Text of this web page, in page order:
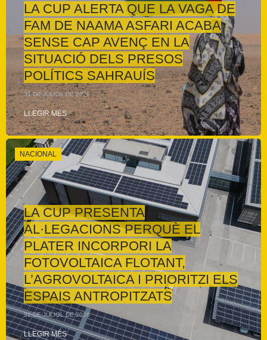
LA CUP ALERTA QUE LA VAGA DE
FAM DE NAAMA ASFARI ACABA
SENSE CAP AVENÇ EN LA
SITUACIÓ DELS PRESOS
POLÍTICS SAHRAUÍS
31 DE JULIOL DE 2026
LLEGIR MÉS
LA CUP PRESENTA
AL·LEGACIONS PERQUÈ EL
PLATER INCORPORI LA
FOTOVOLTAICA FLOTANT,
L’AGROVOLTAICA I PRIORITZI ELS
ESPAIS ANTROPITZATS
31 DE JULIOL DE 2026
LLEGIR MÉS
NACIONAL